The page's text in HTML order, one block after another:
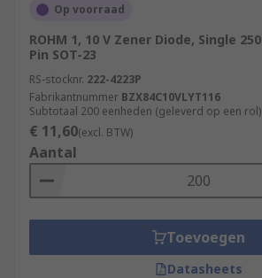
Op voorraad
ROHM 1, 10 V Zener Diode, Single
Pin SOT-23
RS-stocknr. 222-4223P
Fabrikantnummer BZX84C10VLYT116
Subtotaal 200 eenheden (geleverd op een rol)
€ 11,60(excl. BTW)
Aantal
Toevoegen
Datasheets